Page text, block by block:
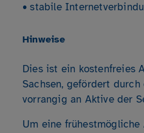
• stabile
Hinweise
Dies ist ein kostenfreies
Sachsen, gefördert
vorrangig an Aktive der
Um eine